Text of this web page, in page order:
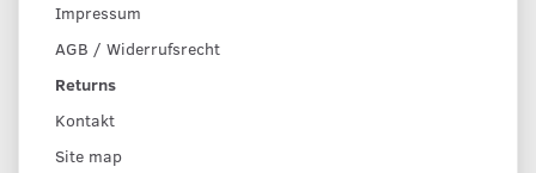
Impressum
AGB / Widerrufsrecht
Returns
Kontakt
Site map